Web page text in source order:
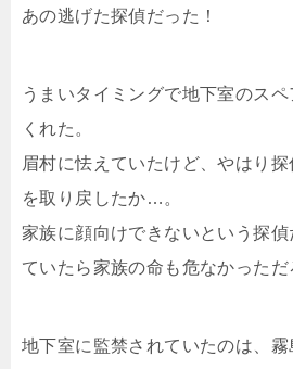
あの逃げた探偵だった！
うまいタイミングで地下室のス
くれた。
眉村に怯えていたけど、やはり
を取り戻したか…。
家族に顔向けできないという探
ていたら家族の命も危なかっただ
地下室に監禁されていたのは、霧